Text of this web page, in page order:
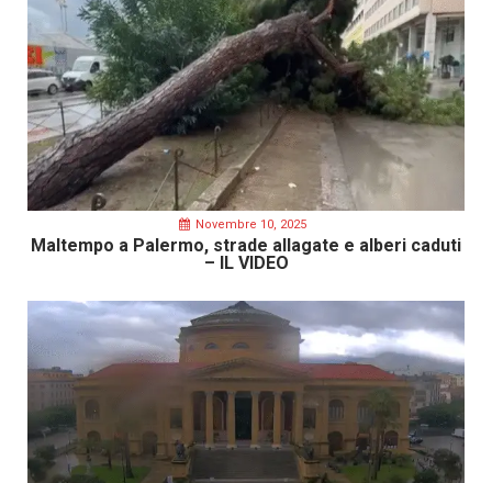
Novembre 10, 2025
Maltempo a Palermo, strade allagate e alberi caduti
– IL VIDEO